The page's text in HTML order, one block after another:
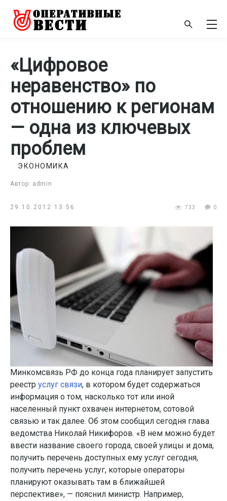
«Цифровое
неравенство» по
отношению к регионам
— одна из ключевых
проблем
Автор: admin
ЭКОНОМИКА
29.10.2012 13:56 733 0
Минкомсвязь РФ до конца года планирует запустить
реестр услуг связи, в котором будет содержаться
информация о том, насколько тот или иной
населенный пункт охвачен интернетом, сотовой
связью и так далее. Об этом сообщил сегодня глава
ведомства Николай Никифоров. «В нем можно будет
ввести название своего города, своей улицы и дома,
получить перечень доступных ему услуг сегодня,
получить перечень услуг, которые операторы
планируют оказывать там в ближайшей
перспективе», — пояснил министр. Например,